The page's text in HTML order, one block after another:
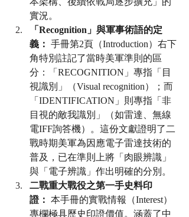
實況。
「Recognition」與軍事術語的定
義： 手冊第2頁（Introduction）右下
角特別註記了當時美軍準則的區
分：「RECOGNITION」專指「目
視識別」（Visual recognition）；而
「IDENTIFICATION」則專指「非
目視的敵我識別」（如雷達、無線
電IFF詢答機）。這份文獻證明了二
戰時期美軍為因應電子雷達技術的
普及，已在準則上將「肉眼辨識」
與「電子辨識」作出明確的分別。
二戰重大戰役之第一手史料印
證： 本手冊的實戰情報（Interest）
專欄極具歷史印證價值。涵蓋了中